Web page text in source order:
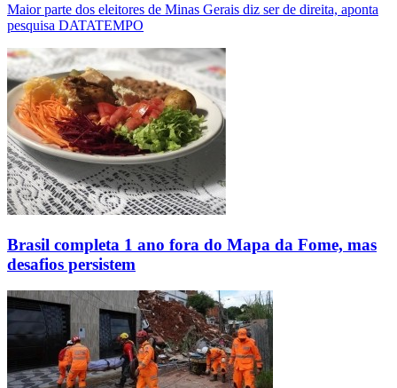
Maior parte dos eleitores de Minas Gerais diz ser de direita, aponta
pesquisa DATATEMPO
Brasil completa 1 ano fora do Mapa da Fome, mas
desafios persistem